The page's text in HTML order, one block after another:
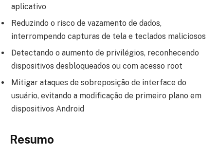
aplicativo
Reduzindo o risco de vazamento de dados,
interrompendo capturas de tela e teclados maliciosos
Detectando o aumento de privilégios, reconhecendo
dispositivos desbloqueados ou com acesso root
Mitigar ataques de sobreposição de interface do
usuário, evitando a modificação de primeiro plano em
dispositivos Android
Resumo